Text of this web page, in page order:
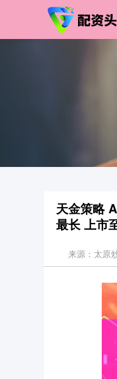
天金策略
最长 上市
来源：太原